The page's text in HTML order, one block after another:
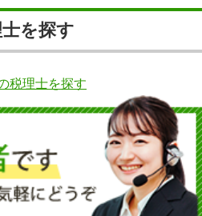
を探す
税理士を探す